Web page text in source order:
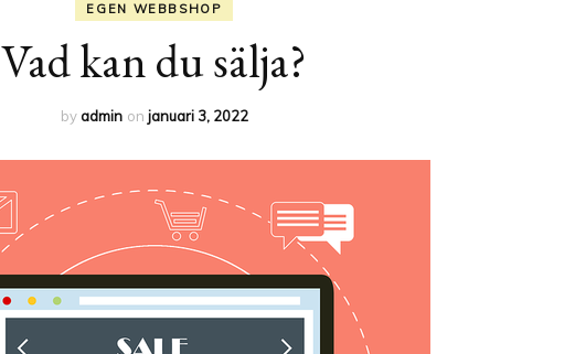
EGEN WEBBSHOP
Vad kan du sälja?
byadmin on januari 3, 2022